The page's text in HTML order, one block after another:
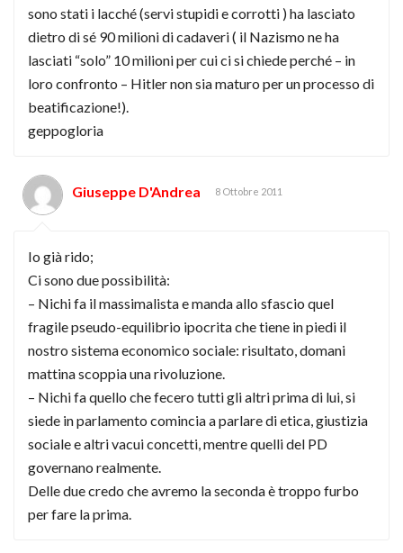
sono stati i lacché (servi stupidi e corrotti ) ha lasciato
dietro di sé 90 milioni di cadaveri ( il Nazismo ne ha
lasciati “solo” 10 milioni per cui ci si chiede perché – in
loro confronto – Hitler non sia maturo per un processo di
beatificazione!).
geppogloria
Giuseppe D'Andrea 8 Ottobre 2011
Io già rido;
Ci sono due possibilità:
– Nichi fa il massimalista e manda allo sfascio quel
fragile pseudo-equilibrio ipocrita che tiene in piedi il
nostro sistema economico sociale: risultato, domani
mattina scoppia una rivoluzione.
– Nichi fa quello che fecero tutti gli altri prima di lui, si
siede in parlamento comincia a parlare di etica, giustizia
sociale e altri vacui concetti, mentre quelli del PD
governano realmente.
Delle due credo che avremo la seconda è troppo furbo
per fare la prima.